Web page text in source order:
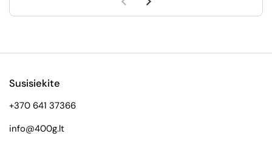
Ankstesnė skaidrė
Kita skaidrė
Susisiekite
+370 641 37366
info@400g.lt